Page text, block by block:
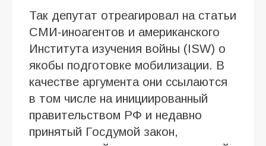
Так депутат отреагировал на статьи
СМИ-иноагентов и американского
Института изучения войны (ISW) о
якобы подготовке мобилизации. В
качестве аргумента они ссылаются
в том числе на инициированный
правительством РФ и недавно
принятый Госдумой закон,